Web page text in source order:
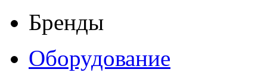
Бренды
Оборудование